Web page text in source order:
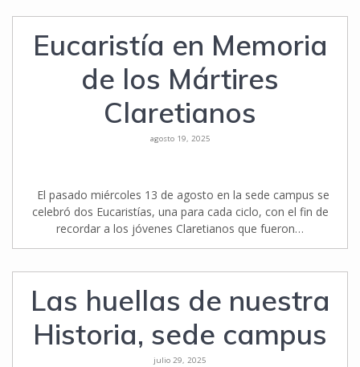
Eucaristía en Memoria
de los Mártires
Claretianos
agosto 19, 2025
El pasado miércoles 13 de agosto en la sede campus se
celebró dos Eucaristías, una para cada ciclo, con el fin de
recordar a los jóvenes Claretianos que fueron…
Las huellas de nuestra
Historia, sede campus
julio 29, 2025